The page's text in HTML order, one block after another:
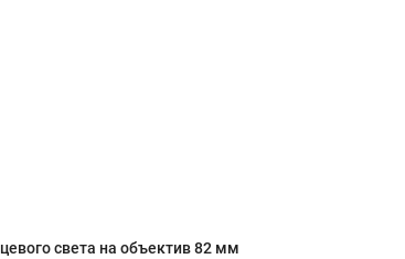
света на объектив 82 мм